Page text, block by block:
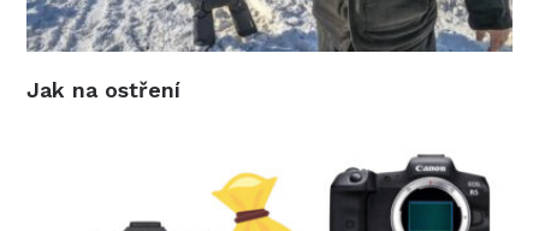
Jak na ostření